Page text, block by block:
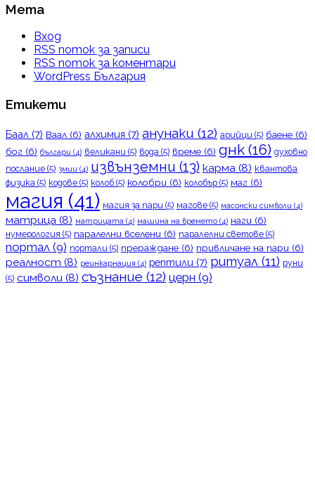
Мета
Вход
RSS поток за записи
RSS поток за коментари
WordPress България
Етикети
Баал (7) Ваал (6) алхимия (7) анунаки (12) арийци (5) баене (6)
бог (6) българи (4) великани (5) вода (5) време (6) днк (16) духовно
послание (5) змии (4) извънземни (13) карма (8) квантова
физика (5) кодове (5) колоб (5) колобри (6) колобър (5) маг (6)
магия (41) магия за пари (5) магове (5) масонски символи (4)
матрица (8) матрицата (4) машина на времето (4) наги (6)
нумерология (5) паралелни вселени (6) паралелни светове (5)
портал (9) портали (5) прераждане (6) привличане на пари (6)
реалност (8) реинкарнация (4) рептили (7) ритуал (11) руни
(5) символи (8) съзнание (12) церн (9)